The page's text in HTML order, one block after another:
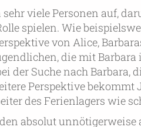
viele Personen auf,
spielen. Wie
von Alice,
die mit Barbara
der Suche nach Barbara,
Perspektive bekommt
des Ferienlagers wie
absolut